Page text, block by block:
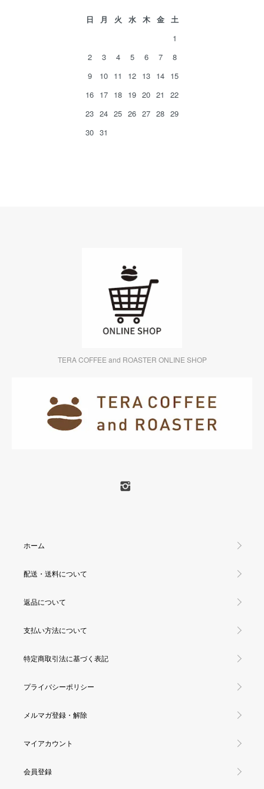
日 月 火 水 木 金
土
1
2
3 4 5 6 7
8
9
10 11 12 13 14 15
16 17 18 19 20 21
22
23 24 25 26 27 28 29
30 31
TERA COFFEE and ROASTER ONLINE SHOP
ホーム
配送・送料について
返品について
支払い方法について
特定商取引法に基づく表記
プライバシーポリシー
メルマガ登録・解除
マイアカウント
会員登録